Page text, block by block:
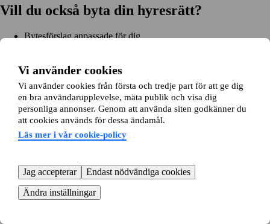
Vi använder cookies
Vi använder cookies från första och tredje part för att ge dig
en bra användarupplevelse, mäta publik och visa dig
personliga annonser. Genom att använda siten godkänner du
att cookies används för dessa ändamål.
Läs mer i vår cookie-policy
Jag accepterar
Endast nödvändiga cookies
Ändra inställningar
Vill du också byta din hyresrätt?
Bytesförslag anpassade för dig
Kom igång
Kom igång gratisSök annonser Logga in
Läs mer
Nyheter och tipsBytesansökan
Om lägenhetsbyte.se
Kundtjänst
Hjälp
08-22 00 90E-post:info@lagenhetsbyte.se